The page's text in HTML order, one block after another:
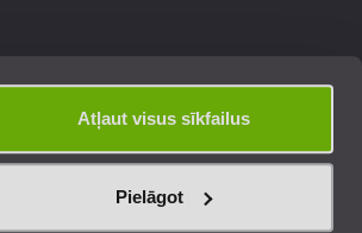
Atļaut visus sīkfailus
Pielāgot